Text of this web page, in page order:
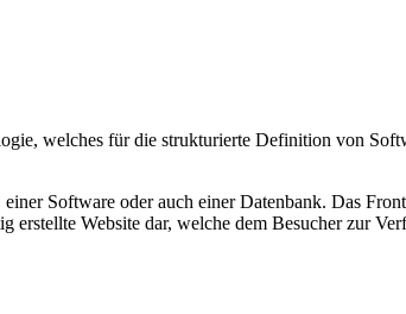
welches für die strukturierte Definition von
Software oder auch einer Datenbank. Das
erstellte Website dar, welche dem Besucher zur